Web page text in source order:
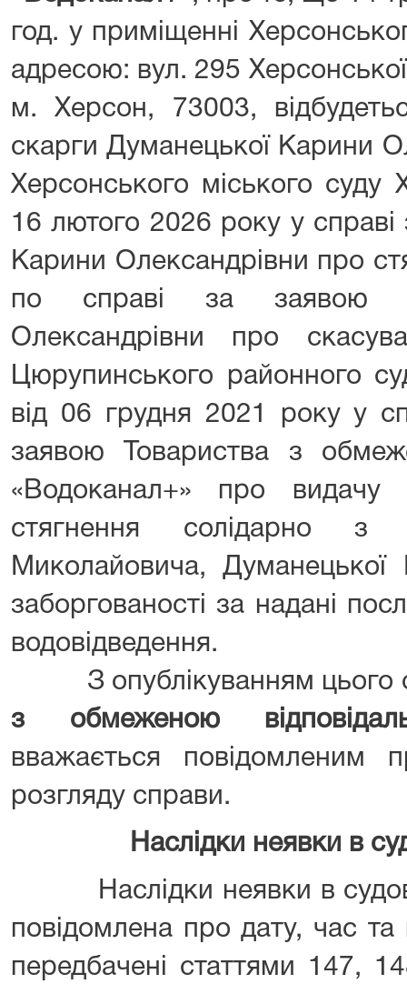
год. у приміщенні
адресою: вул. 295 Херсонської
м. Херсон, 73003,
скарги Думанецької Карини
Херсонського міського суду
16 лютого 2026 року у
Карини Олександрівни про
по справі за заявою
Олександрівни про
Цюрупинського районного
від 06 грудня 2021 року у
заявою Товариства з
«Водоканал+» про видачу
стягнення солідарно з
Миколайовича, Думанецької
заборгованості за надані
водовідведення.
З опублікуванням цього
з обмеженою
вважається повідомленим
розгляду справи.
Наслідки неявки в
Наслідки неявки в судове
повідомлена про дату, час та
передбачені статтями 147,